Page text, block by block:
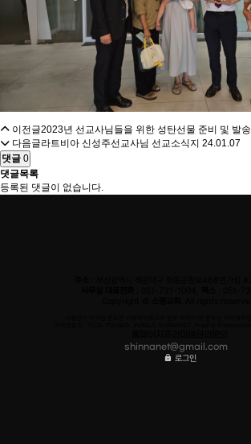
이전글2023년 선교사님들을 위한 성탄선물 준비 및 발송
다음글라트비아 신성주선교사님 선교소식지 24.01.07
댓글 0
댓글목록
등록된 댓글이 없습니다.
shinnanet@gmail.com
로그인